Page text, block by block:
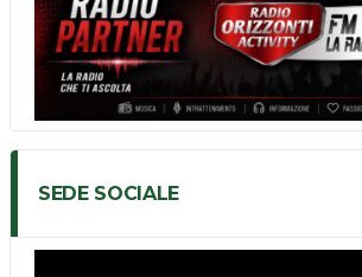
SEDE SOCIALE